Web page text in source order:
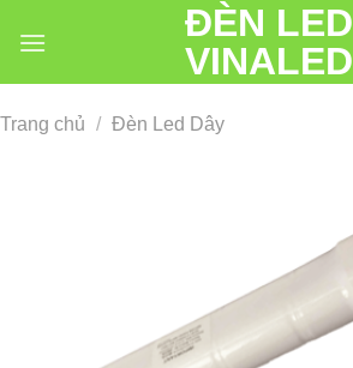
đến
ĐÈN LED
VINALED
Trang chủ / Đèn Led Dây